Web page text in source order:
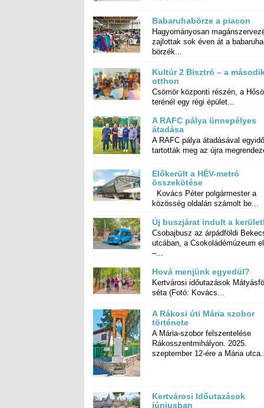
Babaruhabörze a piacon
Hagyományosan
zajlottak sok éven át a
börzék...
Kultúr 2 Bisztró – a
otthon
Csömör központi részén, a
terénél egy régi épület...
A RAFC pálya ünnepélyes
átadása
A RAFC pálya átadásával
tartották meg az újra
Előkerült a HÉV-metró
összekötése
Kovács Péter polgármester a
közösség oldalán számolt be...
Új buszjárat indult a
Csobajbusz az árpádföldi
utcában, a Csokoládémúzeum
–...
Hová menjünk egyedül?
Kertvárosi időutazások
séta (Fotó: Kovács...
A Rákosi úti Mária szobor
története
A Mária-szobor felszentelése
Rákosszentmihályon. 2025.
szeptember 12-ére a Mária
Kertvárosi Időutazások
júniusban